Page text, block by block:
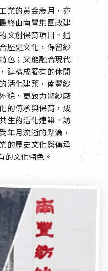
業的黃金歲月，亦
終由南豐集團改建
文創保育項目。通
歷史文化，保留紗
色；又能融合現代
建構成獨有的休閒
活化建築，南豐紗
貌，更致力將紗廠
的傳承與保育，成
生的活化建築。訪
年月流逝的點滴，
的歷史文化與傳承
的文化特色。